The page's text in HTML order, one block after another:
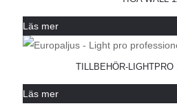
Läs mer
TILLBEHÖR-LIGHTPRO
Läs mer